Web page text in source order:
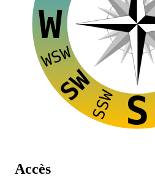
W
S
SWSSW
WSW
Accès